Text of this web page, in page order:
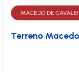
MACEDO DE
Terreno